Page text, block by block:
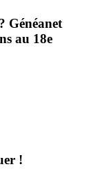
Généanet
au 18e
!